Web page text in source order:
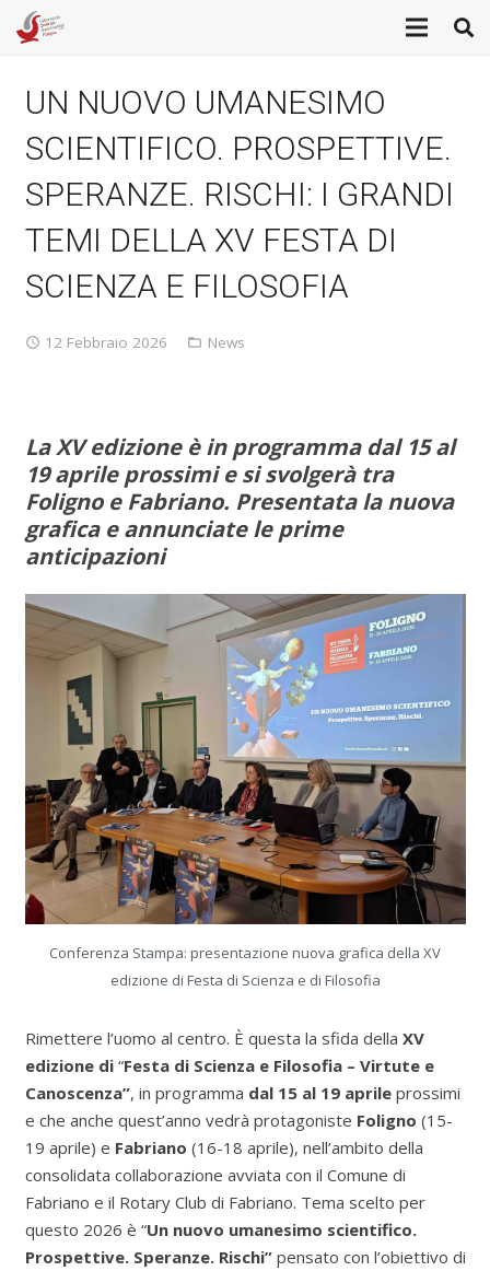
UN NUOVO UMANESIMO
SCIENTIFICO. PROSPETTIVE.
SPERANZE. RISCHI: I GRANDI
TEMI DELLA XV FESTA DI
SCIENZA E FILOSOFIA
12 Febbraio 2026 News
LaXV edizione è in programma dal 15 al
19 aprile prossimi e si svolgerà tra
Folignoe Fabriano. Presentata la nuova
grafica e annunciate le prime
anticipazioni
Conferenza Stampa: presentazione nuova grafica della XV
edizione di Festa di Scienza e di Filosofia
Rimettere l’uomo al centro. È questa la sfida della XV
edizione di “Festa di Scienza e Filosofia – Virtute e
Canoscenza”, in programma dal 15 al 19 aprileprossimi
e che anche quest’anno vedrà protagoniste Foligno (15-
19 aprile) e Fabriano (16-18 aprile), nell’ambito della
consolidata collaborazione avviata con il Comune di
Fabriano e il Rotary Club di Fabriano. Tema scelto per
questo 2026 è “Un nuovo umanesimo scientifico.
Prospettive. Speranze. Rischi” pensato con l’obiettivo di